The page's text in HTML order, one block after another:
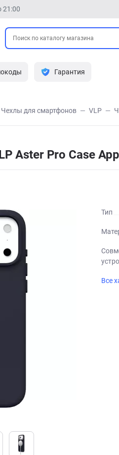
21:00
Гарантия
Чехлы для смартфонов VLP
Aster Pro Case
Тип
Все